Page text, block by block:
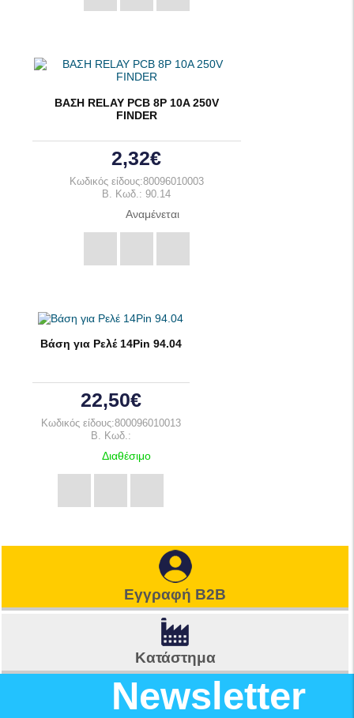
ΒΑΣΗ RELAY PCB 8Ρ 10A 250V
FINDER
2,32€
Κωδικός είδους:80096010003
B. Κωδ.: 90.14
Αναμένεται
Βάση για Ρελέ 14Pin 94.04
22,50€
Κωδικός είδους:800096010013
B. Κωδ.:
Διαθέσιμο
Εγγραφή B2B
Κατάστημα
Newsletter